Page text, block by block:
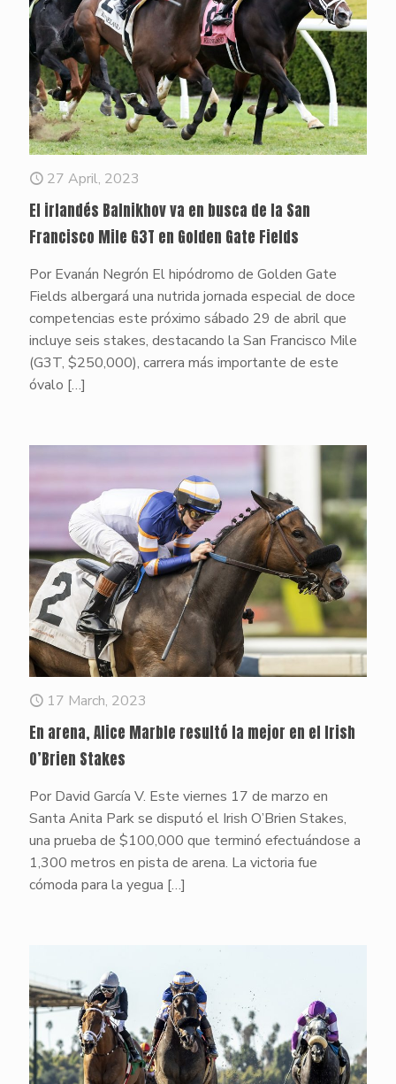
27 April, 2023
El irlandés Balnikhov va en busca de la San
Francisco Mile G3T en Golden Gate Fields
Por Evanán Negrón El hipódromo de Golden Gate
Fields albergará una nutrida jornada especial de doce
competencias este próximo sábado 29 de abril que
incluye seis stakes, destacando la San Francisco Mile
(G3T, $250,000), carrera más importante de este
óvalo […]
17 March, 2023
En arena, Alice Marble resultó la mejor en el Irish
O’Brien Stakes
Por David García V. Este viernes 17 de marzo en
Santa Anita Park se disputó el Irish O’Brien Stakes,
una prueba de $100,000 que terminó efectuándose a
1,300 metros en pista de arena. La victoria fue
cómoda para la yegua […]